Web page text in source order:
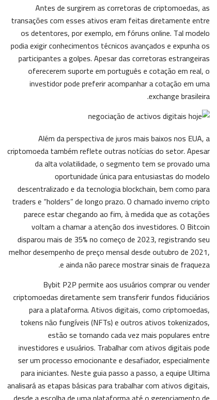
Antes de surgirem as corretoras de criptomoedas, as
transações com esses ativos eram feitas diretamente entre
os detentores, por exemplo, em fóruns online. Tal modelo
podia exigir conhecimentos técnicos avançados e expunha os
participantes a golpes. Apesar das corretoras estrangeiras
oferecerem suporte em português e cotação em real, o
investidor pode preferir acompanhar a cotação em uma
exchange brasileira.
Além da perspectiva de juros mais baixos nos EUA, a
criptomoeda também reflete outras notícias do setor. Apesar
da alta volatilidade, o segmento tem se provado uma
oportunidade única para entusiastas do modelo
descentralizado e da tecnologia blockchain, bem como para
traders e “holders” de longo prazo. O chamado inverno cripto
parece estar chegando ao fim, à medida que as cotações
voltam a chamar a atenção dos investidores. O Bitcoin
disparou mais de 35% no começo de 2023, registrando seu
melhor desempenho de preço mensal desde outubro de 2021,
e ainda não parece mostrar sinais de fraqueza.
Bybit P2P permite aos usuários comprar ou vender
criptomoedas diretamente sem transferir fundos fiduciários
para a plataforma. Ativos digitais, como criptomoedas,
tokens não fungíveis (NFTs) e outros ativos tokenizados,
estão se tornando cada vez mais populares entre
investidores e usuários. Trabalhar com ativos digitais pode
ser um processo emocionante e desafiador, especialmente
para iniciantes. Neste guia passo a passo, a equipe Ultima
analisará as etapas básicas para trabalhar com ativos digitais,